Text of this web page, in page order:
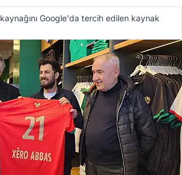
kaynağını Google'da tercih edilen kaynak